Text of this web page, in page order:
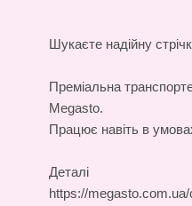
Шукаєте надійну
Преміальна
Megasto.
Працює навіть в
Деталі
https://